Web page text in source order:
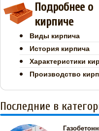
Подробнее о
кирпиче
Виды кирпича
История кирпича
Характеристики
Производство
Последние в